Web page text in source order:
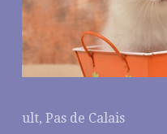
ult, Pas de Calais